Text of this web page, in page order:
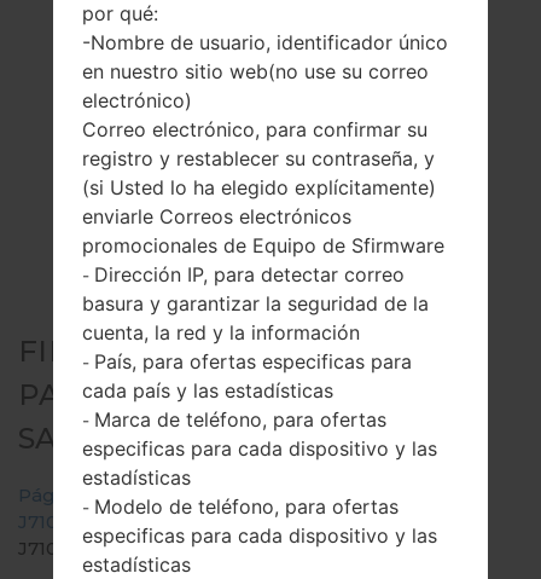
FIRMWARE OFICIAL #97805
PARA SM-J710MN -
SAMSUNGGALAXY J7 2016
Página principal → Galaxy J7 2016 →
SamsungSM-
J710MN
→ SM-
J710MN_1_20190822100840_ta5oa80zkt_fac.zip
por qué:
-Nombre de usuario, identificador único
en nuestro sitio web(no use su correo
electrónico)
Correo electrónico, para confirmar su
registro y restablecer su contraseña, y
(si Usted lo ha elegido explícitamente)
enviarle Correos electrónicos
promocionales de Equipo de Sfirmware
- Dirección IP, para detectar correo
basura y garantizar la seguridad de la
cuenta, la red y la información
- País, para ofertas especificas para
cada país y las estadísticas
- Marca de teléfono, para ofertas
especificas para cada dispositivo y las
estadísticas
- Modelo de teléfono, para ofertas
especificas para cada dispositivo y las
estadísticas